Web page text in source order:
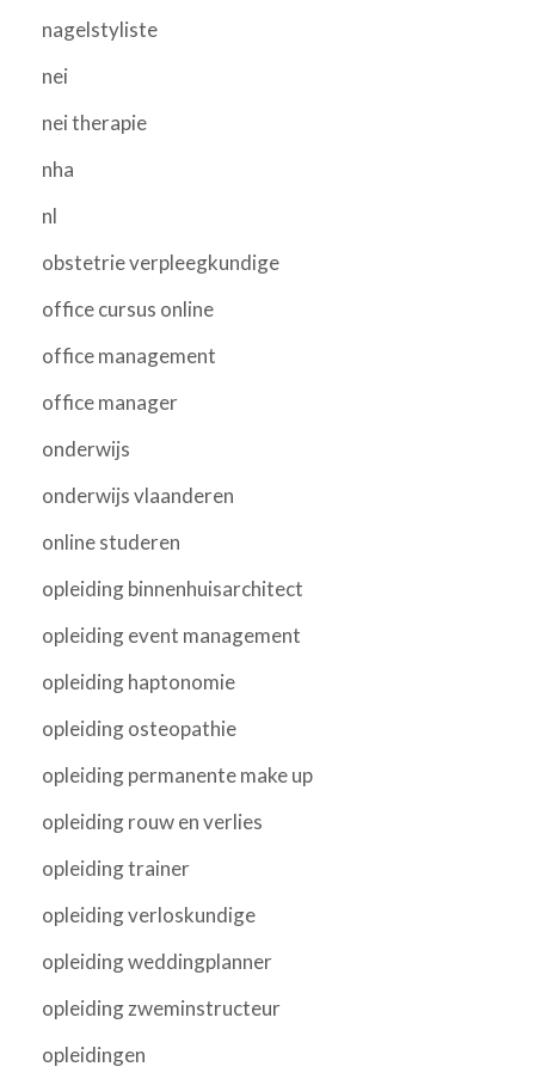
nagelstyliste
nei
nei therapie
nha
nl
obstetrie verpleegkundige
office cursus online
office management
office manager
onderwijs
onderwijs vlaanderen
online studeren
opleiding binnenhuisarchitect
opleiding event management
opleiding haptonomie
opleiding osteopathie
opleiding permanente make up
opleiding rouw en verlies
opleiding trainer
opleiding verloskundige
opleiding weddingplanner
opleiding zweminstructeur
opleidingen